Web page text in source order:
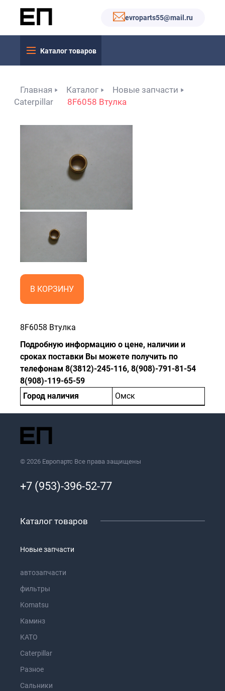
evroparts55@mail.ru
Каталог товаров
Главная Каталог
Новые запчасти
Caterpillar
8F6058 Втулка
В КОРЗИНУ
8F6058 Втулка
Подробную информацию о цене, наличии и
сроках поставки Вы можете получить по
телефонам 8(3812)-245-116, 8(908)-791-81-54
8(908)-119-65-59
Город наличия
Омск
© 2026 Европартс Все права защищены
+7 (953)-396-52-77
Каталог товаров
Новые запчасти
автозапчасти
фильтры
Komatsu
Каминз
KATO
Caterpillar
Разное
Сальники